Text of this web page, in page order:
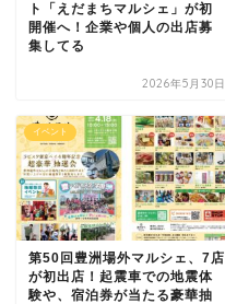
ト「えだまちマルシェ」が初
開催へ！企業や個人の出店募
集してる
2026年5月30日
イベント
第50回豊洲場外マルシェ、7店
が初出店！起震車での地震体
験や、宿泊券が当たる豪華抽